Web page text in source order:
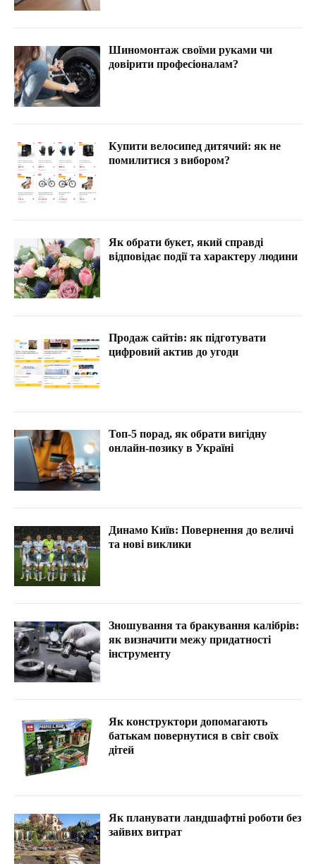
Шиномонтаж своїми руками чи
довірити професіоналам?
Купити велосипед дитячий: як не
помилитися з вибором?
Як обрати букет, який справді
відповідає події та характеру людини
Продаж сайтів: як підготувати
цифровий актив до угоди
Топ-5 порад, як обрати вигідну
онлайн-позику в Україні
Динамо Київ: Повернення до величі
та нові виклики
Зношування та бракування калібрів:
як визначити межу придатності
інструменту
Як конструктори допомагають
батькам повернутися в світ своїх
дітей
Як планувати ландшафтні роботи без
зайвих витрат